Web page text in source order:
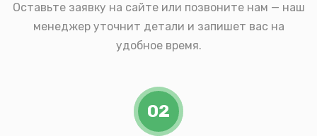
Оставьте заявку на сайте или позвоните нам — наш
менеджер уточнит детали и запишет вас на
удобное время.
02